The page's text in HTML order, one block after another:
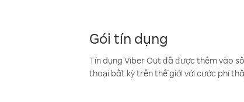
Gói tín dụng
Tín dụng Viber Out đã được thêm vào
thoại bất kỳ trên thế giới với cước phí